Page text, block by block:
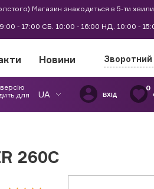
Магазин знаходиться в 5-ти
- 17:00 СБ. 10:00 - 16:00 НД. 10:00 -
Новини Зворотний
для
UA ВХІД
0
260C